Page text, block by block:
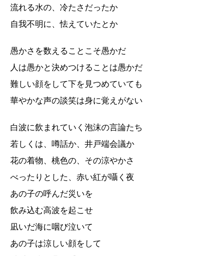
流れる水の、冷たさだったか
自我不明に、怯えていたとか
愚かさを数えることこそ愚かだ
人は愚かと決めつけることは愚かだ
難しい顔をして下を見つめていても
華やかな声の談笑は身に覚えがない
白波に飲まれていく泡沫の言論たち
若しくは、噂話か、井戸端会議か
花の着物、桃色の、その涼やかさ
べったりとした、赤い紅が囁く夜
あの子の呼んだ災いを
飲み込む高波を起こせ
凪いだ海に咽び泣いて
あの子は涼しい顔をして